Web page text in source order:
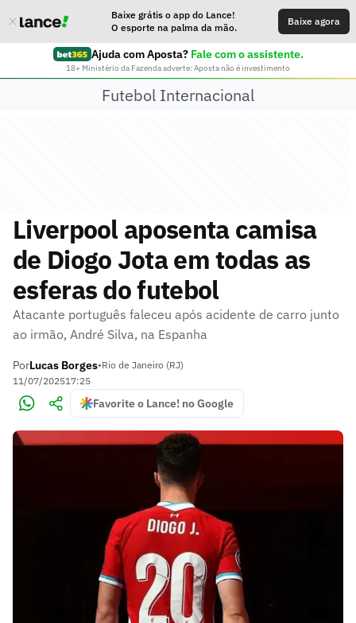
Baixe grátis o app do Lance!
O esporte na palma da mão.
Baixe agora
Ajuda com Aposta? Fale com o assistente.
18+ Ministério da Fazenda adverte: Aposta não é investimento
Futebol Internacional
Liverpool aposenta camisa
de Diogo Jota em todas as
esferas do futebol
Atacante português faleceu após acidente de carro junto
ao irmão, André Silva, na Espanha
PorLucas Borges•Rio de Janeiro (RJ)
11/07/202517:25
Favorite o Lance! no Google